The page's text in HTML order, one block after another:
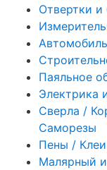
Отвертки и
Паяльное
Электрика
Сверла /
Саморезы
Пены /
Малярный